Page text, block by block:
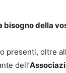
bisogno della
presenti, oltre
dell’